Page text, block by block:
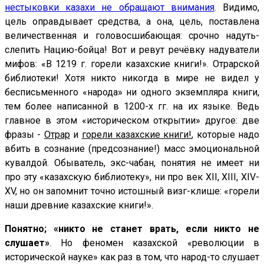
нестыковки казахи не обращают внимания. Видимо,
цель оправдывает средства, а она, цель, поставлена
величественная и головосшибающая: срочно надуть-
слепить Нацию-бойца! Вот и ревут речёвку надуватели
мифов: «В 1219 г. горели казахские книги!». Отрарской
библиотеки! Хотя никто никогда в мире не видел у
бесписьменного «народа» ни одного экземпляра книги,
тем более написанной в 1200-х гг. на их языке. Ведь
главное в этом «историческом открытии» другое: две
фразы - Отрари горели казахские книги!, которые надо
вбить в сознание (предсознание!) масс эмоциональной
кувалдой. Обыватель, экс-чабан, понятия не имеет ни
про эту «казахскую библиотеку», ни про век XII, XIII, XIV-
XV, но он запомнит точно истошный визг-клише: «горели
наши древние казахские книги!».
Понятно; «никто не станет врать, если никто не
слушает». Но феномен казахской «революции в
исторической науке» как раз в том, что народ-то слушает